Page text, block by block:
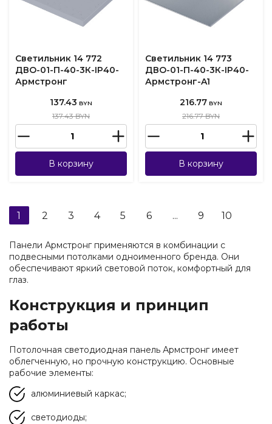
Светильник 14 772
ДВО-01-П-40-3К-IP40-
Армстронг
137.43 BYN
137.43 BYN
В корзину
Светильник 14 773
ДВО-01-П-40-3К-IP40-
Армстронг-A1
216.77 BYN
216.77 BYN
В корзину
1 2 3 4 5 6 ... 9 10
Панели Армстронг применяются в комбинации с
подвесными потолками одноименного бренда. Они
обеспечивают яркий световой поток, комфортный для
глаз.
Конструкция и принцип
работы
Потолочная светодиодная панель Армстронг имеет
облегченную, но прочную конструкцию. Основные
рабочие элементы:
алюминиевый каркас;
светодиоды;